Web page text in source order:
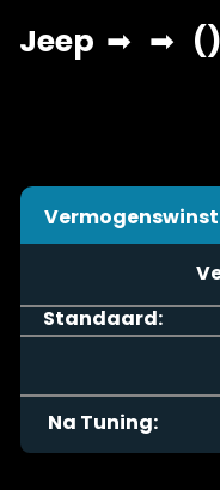
Vermogenswinst
Standaard:
Na Tuning: